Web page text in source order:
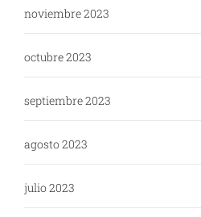
noviembre 2023
octubre 2023
septiembre 2023
agosto 2023
julio 2023